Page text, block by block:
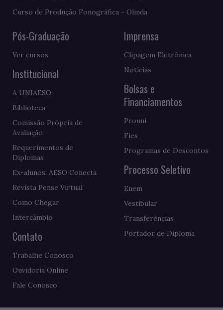
Curso de Produção Fonográfica - Olinda
Pós-Graduação
Ver cursos
Institucional
A UNIAESO
Biblioteca
Comissão Própria de
Avaliação
Requerimentos de
Diplomas
Ex-alunos: AESO Conecta
Revista Pense Virtual
Como Chegar
Intercâmbio
Contato
Trabalhe Conosco
Ouvidoria Online
Fale Conosco
Imprensa
Clipagem Eletrônica
Notícias
Bolsas e
Financiamentos
Prouni
Fies
Programas de Descontos
Processo Seletivo
Enem
Vestibular
Transferências
Portador de Diploma